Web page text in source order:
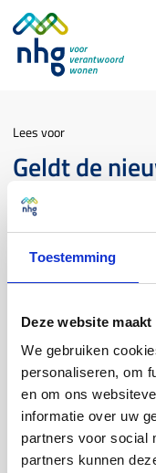
Toestemming
Deze website
We gebruiken
personaliseren, om
en om ons
informatie over uw
partners voor social
partners kunnen
Lees voor
Geldt de
een
NHG over
gehele
Bij een oversluiting
geldverstrekker
afgegeven op de
geldverstrekker blijft
lening.